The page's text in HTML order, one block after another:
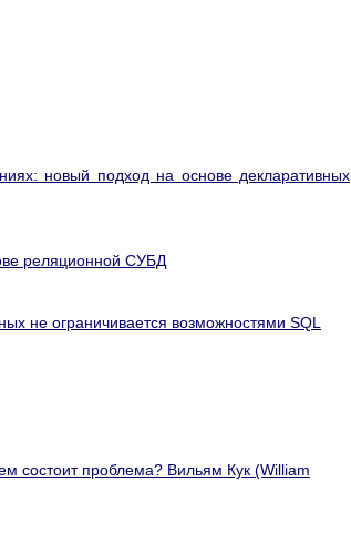
новый подход на основе декларативных
реляционной СУБД
не ограничивается возможностями SQL
состоит проблема? Вильям Кук (William